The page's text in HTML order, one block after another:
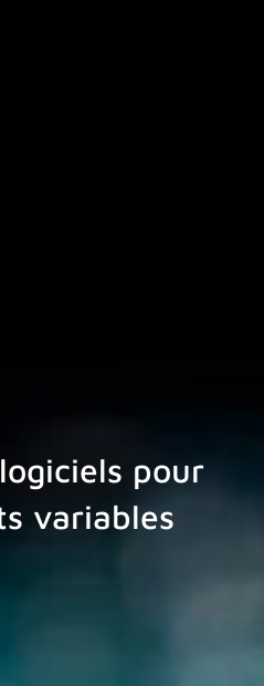
pour
variables